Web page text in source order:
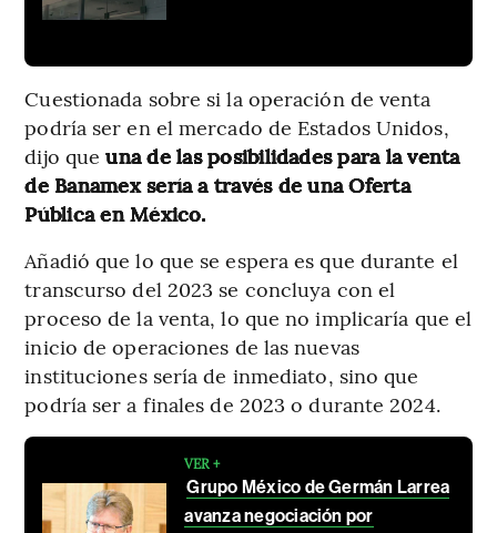
Cuestionada sobre si la operación de venta
podría ser en el mercado de Estados Unidos,
dijo que una de las posibilidades para la venta
de Banamex sería a través de una Oferta
Pública en México.
Añadió que lo que se espera es que durante el
transcurso del 2023 se concluya con el
proceso de la venta, lo que no implicaría que el
inicio de operaciones de las nuevas
instituciones sería de inmediato, sino que
podría ser a finales de 2023 o durante 2024.
VER +
Grupo México de Germán Larrea
avanza negociación por